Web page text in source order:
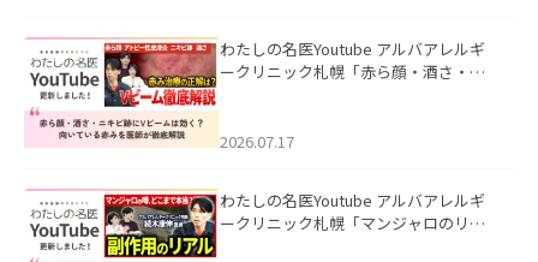
わたしの名医Youtube アルバアレルギ
ークリニック札幌「赤ら顔・酒さ・ニ
した。
2026.07.17
わたしの名医Youtube アルバアレルギ
ークリニック札幌「マンジャロのリア